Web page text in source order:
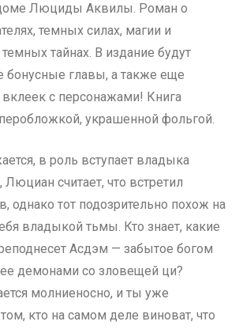
Люциды Аквилы. Роман о
темных силах, магии и
тайнах. В издание будут
главы, а также еще
с персонажами! Книга
украшенной фольгой.
в роль вступает владыка
считает, что встретил
однако тот подозрительно похож на
владыкой тьмы. Кто знает, какие
Асдэм — забытое богом
демонами со зловещей ци?
молниеносно, и ты уже
кто на самом деле виноват, что